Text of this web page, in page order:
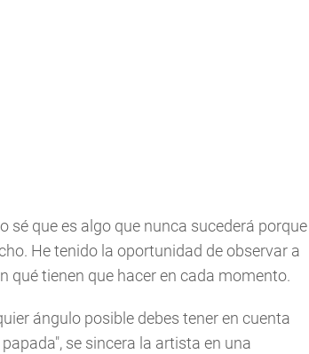
sé que es algo que nunca sucederá porque
He tenido la oportunidad de observar a
qué tienen que hacer en cada momento.
ángulo posible debes tener en cuenta
se sincera la artista en una